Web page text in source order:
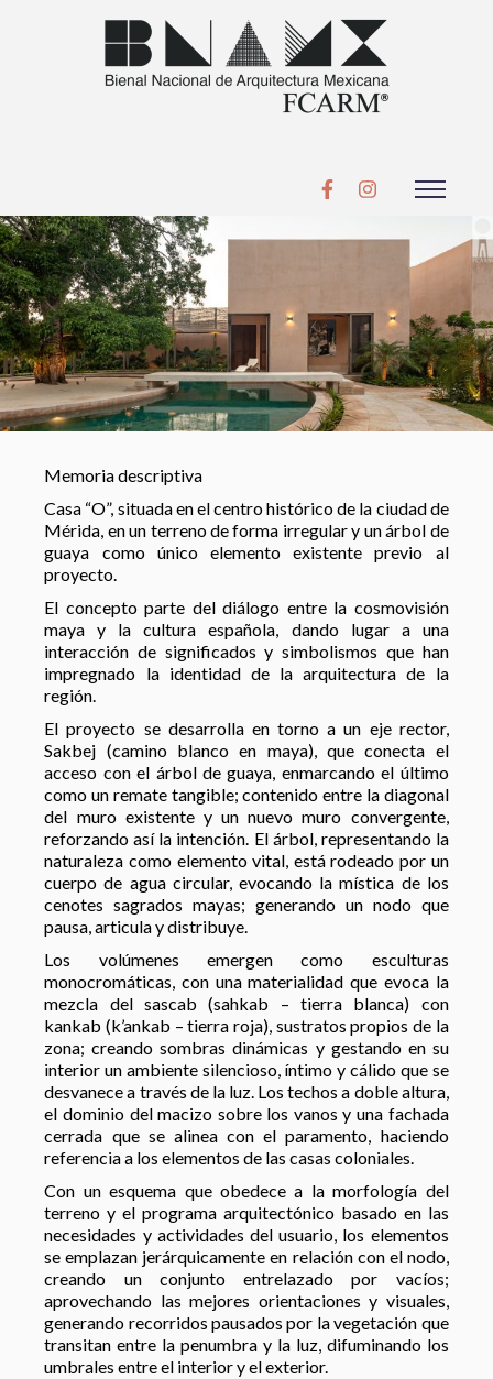
Memoria descriptiva
Casa “O”, situada en el centro histórico de la ciudad de
Mérida, en un terreno de forma irregular y un árbol de
guaya como único elemento existente previo al
proyecto.
El concepto parte del diálogo entre la cosmovisión
maya y la cultura española, dando lugar a una
interacción de significados y simbolismos que han
impregnado la identidad de la arquitectura de la
región.
El proyecto se desarrolla en torno a un eje rector,
Sakbej (camino blanco en maya), que conecta el
acceso con el árbol de guaya, enmarcando el último
como un remate tangible; contenido entre la diagonal
del muro existente y un nuevo muro convergente,
reforzando así la intención. El árbol, representando la
naturaleza como elemento vital, está rodeado por un
cuerpo de agua circular, evocando la mística de los
cenotes sagrados mayas; generando un nodo que
pausa, articula y distribuye.
Los volúmenes emergen como esculturas
monocromáticas, con una materialidad que evoca la
mezcla del sascab (sahkab – tierra blanca) con
kankab (k’ankab – tierra roja), sustratos propios de la
zona; creando sombras dinámicas y gestando en su
interior un ambiente silencioso, íntimo y cálido que se
desvanece a través de la luz. Los techos a doble altura,
el dominio del macizo sobre los vanos y una fachada
cerrada que se alinea con el paramento, haciendo
referencia a los elementos de las casas coloniales.
Con un esquema que obedece a la morfología del
terreno y el programa arquitectónico basado en las
necesidades y actividades del usuario, los elementos
se emplazan jerárquicamente en relación con el nodo,
creando un conjunto entrelazado por vacíos;
aprovechando las mejores orientaciones y visuales,
generando recorridos pausados por la vegetación que
transitan entre la penumbra y la luz, difuminando los
umbrales entre el interior y el exterior.